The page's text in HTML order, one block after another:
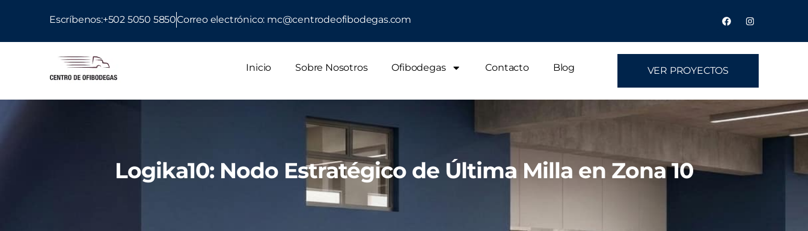
Escríbenos:+502 5050 5850Correo electrónico: mc@centrodeofibodegas.com
Inicio Sobre Nosotros Ofibodegas Contacto Blog VER PROYECTOS
Logika10: Nodo Estratégico de Última Milla en Zona 10